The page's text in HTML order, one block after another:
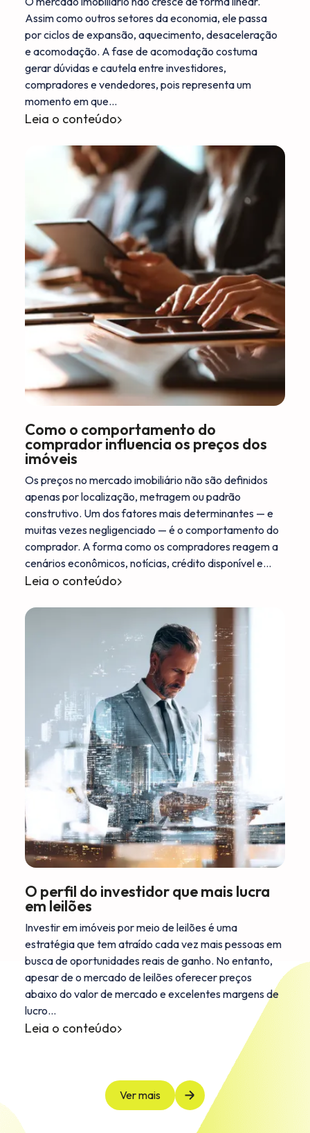
Assim como outros setores da economia, ele passa
por ciclos de expansão, aquecimento, desaceleração
e acomodação. A fase de acomodação costuma
gerar dúvidas e cautela entre investidores,
compradores e vendedores, pois representa um
momento em que…
Leia o conteúdo
Como o comportamento do
comprador influencia os preços dos
imóveis
Os preços no mercado imobiliário não são definidos
apenas por localização, metragem ou padrão
construtivo. Um dos fatores mais determinantes — e
muitas vezes negligenciado — é o comportamento do
comprador. A forma como os compradores reagem a
cenários econômicos, notícias, crédito disponível e…
Leia o conteúdo
O perfil do investidor que mais lucra
em leilões
Investir em imóveis por meio de leilões é uma
estratégia que tem atraído cada vez mais pessoas em
busca de oportunidades reais de ganho. No entanto,
apesar de o mercado de leilões oferecer preços
abaixo do valor de mercado e excelentes margens de
lucro…
Leia o conteúdo
Ver mais